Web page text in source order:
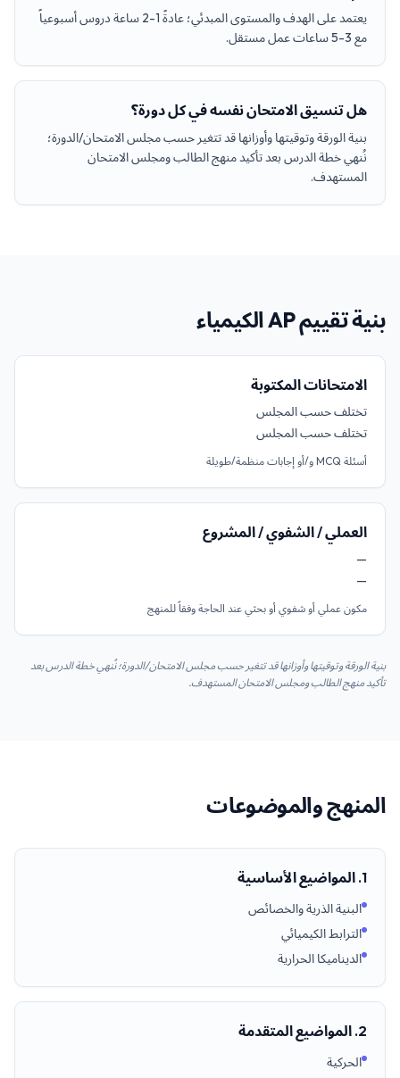
يعتمد على الهدف والمستوى المبدئي؛ عادةً 1-2 ساعة دروس أسبوعياً
مع 3-5 ساعات عمل مستقل.
هل تنسيق الامتحان نفسه في كل دورة؟
بنية الورقة وتوقيتها وأوزانها قد تتغير حسب مجلس الامتحان/الدورة؛
نُنهي خطة الدرس بعد تأكيد منهج الطالب ومجلس الامتحان
المستهدف.
بنية تقييم AP الكيمياء
الامتحانات المكتوبة
تختلف حسب المجلس
تختلف حسب المجلس
أسئلة MCQ و/أو إجابات منظمة/طويلة
العملي / الشفوي / المشروع
—
—
مكون عملي أو شفوي أو بحثي عند الحاجة وفقاً للمنهج
بنية الورقة وتوقيتها وأوزانها قد تتغير حسب مجلس الامتحان/الدورة؛ نُنهي خطة الدرس بعد
تأكيد منهج الطالب ومجلس الامتحان المستهدف.
المنهج والموضوعات
1. المواضيع الأساسية
البنية الذرية والخصائص
الترابط الكيميائي
الديناميكا الحرارية
2. المواضيع المتقدمة
الحركية